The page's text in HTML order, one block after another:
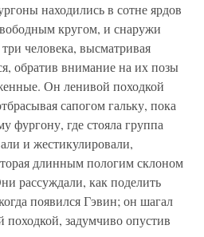
находились в сотне ярдов
кругом, и снаружи
человека, высматривая
обратив внимание на их позы
Он ленивой походкой
сапогом гальку, пока
фургону, где стояла группа
и жестикулировали,
длинным пологим склоном
рассуждали, как поделить
появился Гэвин; он шагал
походкой, задумчиво опустив